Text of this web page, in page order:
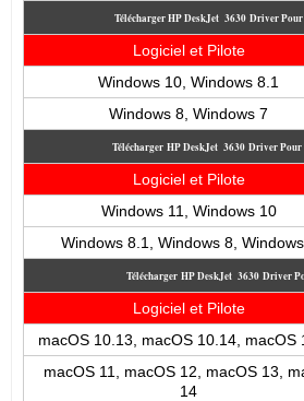
Télécharger HP DeskJet 3630 Driver
Logiciel et Pilote
Windows 10, Windows 8.1
Windows 8, Windows 7
Télécharger HP DeskJet 3630 Driver Pour
Logiciel et Pilote
Windows 11, Windows 10
Windows 8.1, Windows 8,
Télécharger HP DeskJet 3630 Driver
Logiciel et Pilote
macOS 10.13, macOS 10.14, macOS
macOS 11, macOS 12, macOS 13,
14